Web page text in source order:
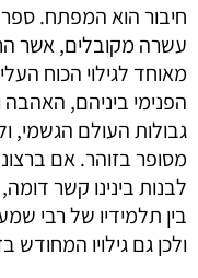
חיבור הוא המפתח.
עשרה מקובלים, אשר
מאוחד לגילוי הכוח
הפנימי ביניהם,
גבולות העולם הגשמי,
מסופר בזוהר. אם
לבנות בינינו קשר
בין תלמידיו של רבי
ולכן גם גילויו